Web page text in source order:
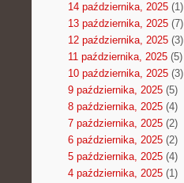
14 października, 2025(1)
13 października, 2025(7)
12 października, 2025(3)
11 października, 2025(5)
10 października, 2025(3)
9 października, 2025(5)
8 października, 2025(4)
7 października, 2025(2)
6 października, 2025(2)
5 października, 2025(4)
4 października, 2025(1)